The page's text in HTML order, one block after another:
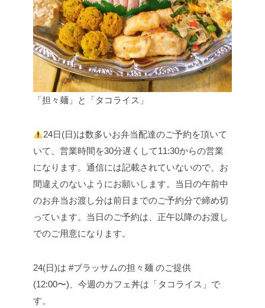
「担々麺」と「タコライス」
24日(日)は数多いお弁当配達のご予約を頂いて
いて、営業時間を30分遅くして11:30からの営業
になります。通信には記載されていないので、お
間違えのないようにお願いします。当日の午前中
のお弁当お渡し分は前日までのご予約分で締め切
っています。当日のご予約は、正午以降のお渡し
でのご用意になります。
24(日)は #ブラッサムの担々麺 のご提供
(12:00〜)、今週のカフェ丼は「タコライス」で
す。